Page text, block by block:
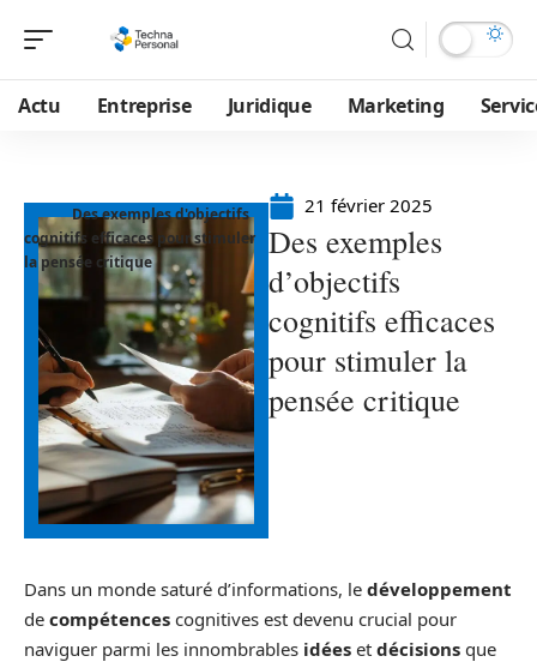
Actu Entreprise Juridique Marketing
Des exemples d'objectifs
cognitifs efficaces pour stimuler
la pensée critique
21 février 2025
Des exemples
d’objectifs
cognitifs efficaces
pour stimuler la
pensée critique
Dans un monde saturé d’informations, le développement
de compétences cognitives est devenu crucial pour
naviguer parmi les innombrables idées et décisions que